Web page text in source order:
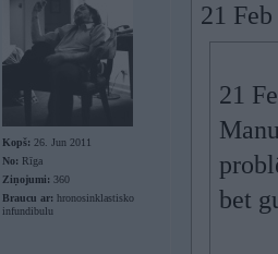
Kopš: 26. Jun 2011
No: Rīga
Ziņojumi: 360
Braucu ar: hronosinklastisko
infundibulu
21
21
bet